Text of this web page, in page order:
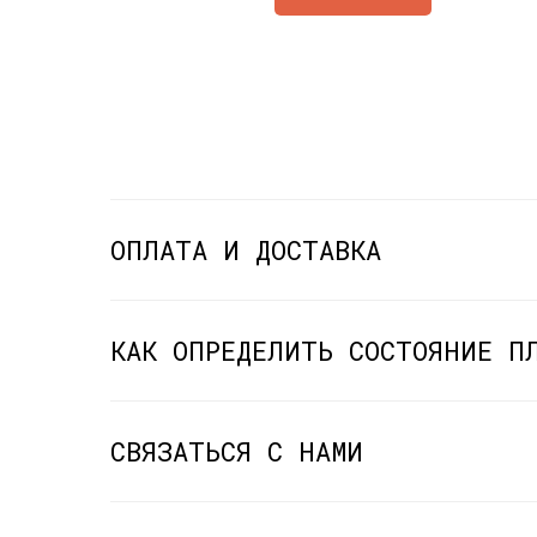
ОПЛАТА И ДОСТАВКА
КАК ОПРЕДЕЛИТЬ СОСТОЯНИЕ
СВЯЗАТЬСЯ С НАМИ